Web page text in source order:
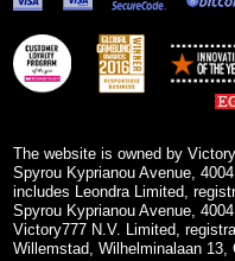
5805 ₽
superman***
Roman Riches
The website is owned by
Spyrou Kyprianou Avenue,
includes Leondra Limited,
Spyrou Kyprianou Avenue,
Victory777 N.V. Limited,
Willemstad, Wilhelminalaan 13,